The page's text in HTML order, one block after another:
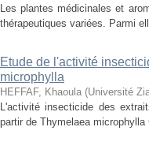
Les plantes médicinales et
thérapeutiques variées. Parmi
Etude de l'activité
microphylla
HEFFAF, Khaoula (Université
L'activité insecticide des
partir de Thymelaea